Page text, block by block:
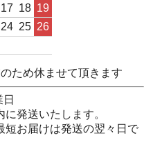
17 18 19
24 25 26
ため休ませて頂きます
発送いたします。
短お届けは発送の翌々日で